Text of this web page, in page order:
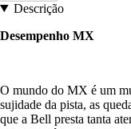
Descrição
Desempenho MX
O mundo do MX é um
sujidade da pista, as
que a Bell presta tanta